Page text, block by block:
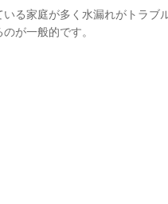
る家庭が多く水漏れがトラブ
が一般的です。